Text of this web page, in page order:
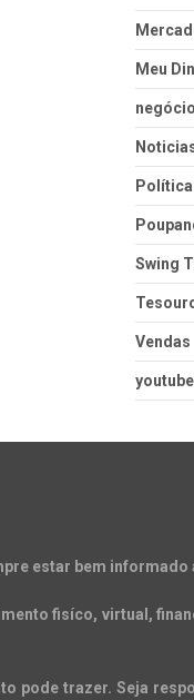
Meu
Política
Swing
Vendas
youtube
estar bem
fisíco, virtual,
pode trazer. Seja